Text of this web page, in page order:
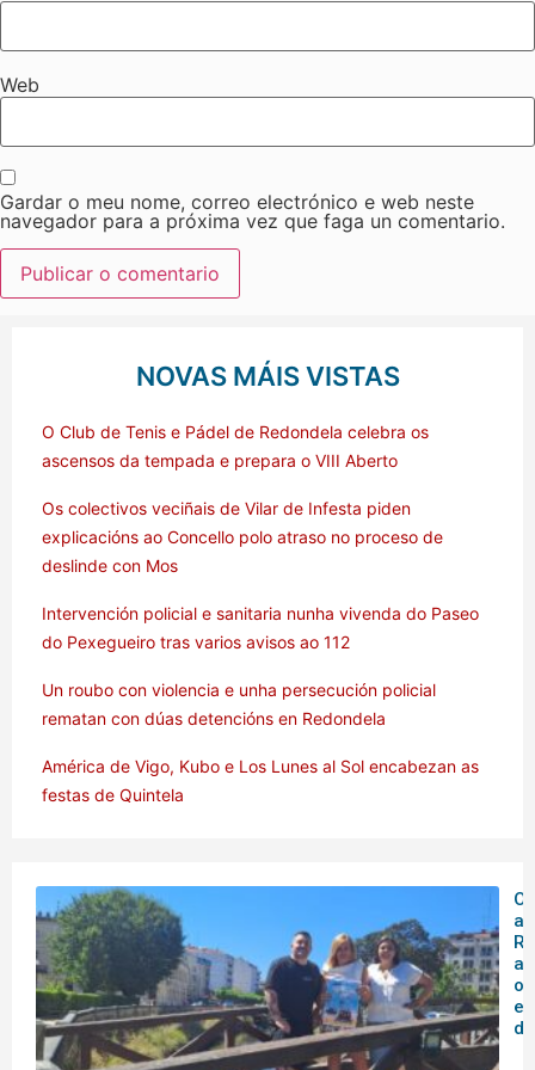
Web
Gardar o meu nome, correo electrónico e web neste
navegador para a próxima vez que faga un comentario.
NOVAS MÁIS VISTAS
O Club de Tenis e Pádel de Redondela celebra os
ascensos da tempada e prepara o VIII Aberto
Os colectivos veciñais de Vilar de Infesta piden
explicacións ao Concello polo atraso no proceso de
deslinde con Mos
Intervención policial e sanitaria nunha vivenda do Paseo
do Pexegueiro tras varios avisos ao 112
Un roubo con violencia e unha persecución policial
rematan con dúas detencións en Redondela
América de Vigo, Kubo e Los Lunes al Sol encabezan as
festas de Quintela
O
o